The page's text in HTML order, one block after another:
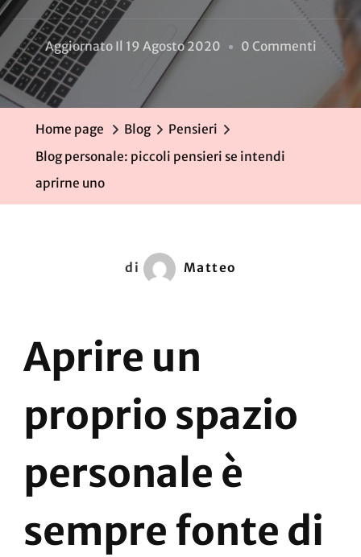
Aggiornato Il 19 Agosto 2020 0 CommentiSu
Intendi
Home page Blog
Pensieri
Blog personale: piccoli pensieri se intendi
aprirne uno
di Matteo
Aprire un
proprio spazio
personale è
sempre fonte di